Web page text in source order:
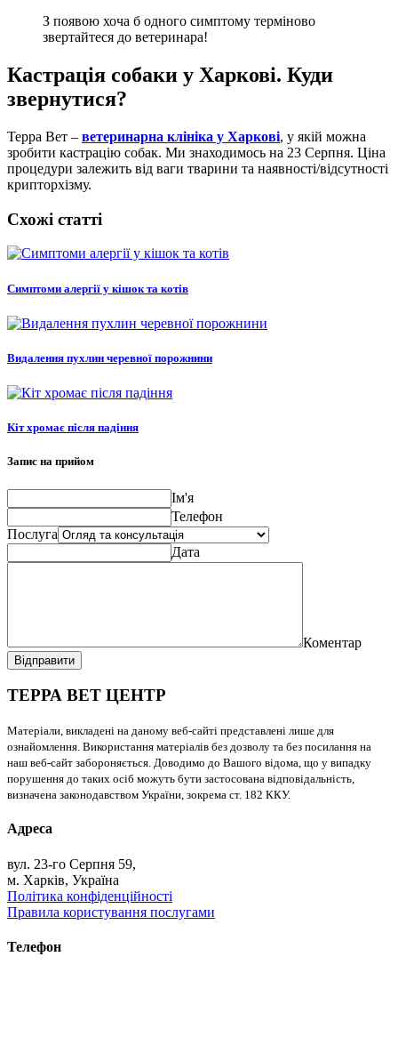
З появою хоча б одного симптому терміново
звертайтеся до ветеринара!
Кастрація собаки у Харкові. Куди
звернутися?
Терра Вет – ветеринарна клініка у Харкові, у якій можна
зробити кастрацію собак. Ми знаходимось на 23 Серпня. Ціна
процедури залежить від ваги тварини та наявності/відсутності
крипторхізму.
Схожі статті
Симптоми алергії у кішок та котів
Видалення пухлин черевної порожнини
Кіт хромає після падіння
Запис на прийом
Ім'я
Телефон
Послуга
Дата
Коментар
Відправити
ТЕРРА ВЕТ ЦЕНТР
Матеріали, викладені на даному веб-сайті представлені лише для
ознайомлення. Використання матеріалів без дозволу та без посилання на
наш веб-сайт забороняється. Доводимо до Вашого відома, що у випадку
порушення до таких осіб можуть бути застосована відповідальність,
визначена законодавством України, зокрема ст. 182 ККУ.
Адреса
вул. 23-го Серпня 59,
м. Харків, Україна
Політика конфіденційності
Правила користування послугами
Телефон